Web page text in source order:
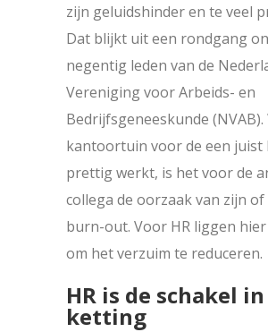
zijn geluidshinder en te veel
Dat blijkt uit een rondgang
negentig leden van de
Vereniging voor Arbeids- en
Bedrijfsgeneeskunde (NVAB).
kantoortuin voor de een juist
prettig werkt, is het voor de
collega de oorzaak van zijn
burn-out. Voor HR liggen
om het verzuim te reduceren.
HR is de schakel
ketting